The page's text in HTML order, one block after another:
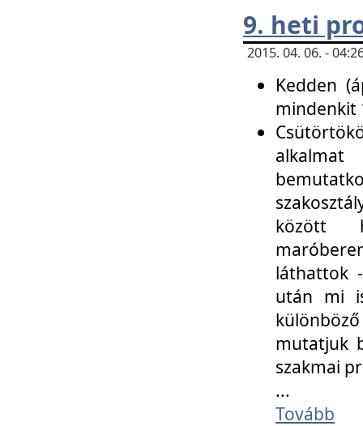
9. heti
2015. 04. 06. -
Kedden
mindenkit
között
láthattok
után mi
mutatjuk
szakmai
...
Tovább